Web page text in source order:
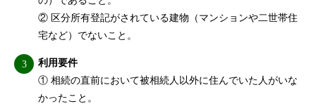
② 区分所有登記がされている建物（マンションや二世帯住
宅など）でないこと。
利用要件
① 相続の直前において被相続人以外に住んでいた人がいな
かったこと。